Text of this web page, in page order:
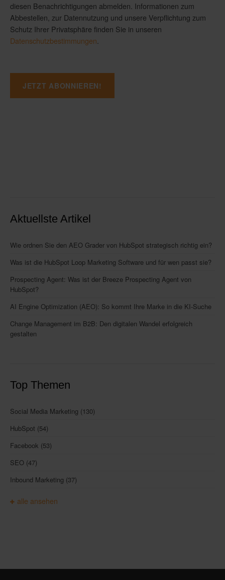
diesen Benachrichtigungen abmelden. Informationen zum
Abbestellen, zur Datennutzung und unsere Verpflichtung zum
Schutz Ihrer Privatsphäre finden Sie in unseren
Datenschutzbestimmungen
Aktuellste Artikel
Wie ordnen Sie den AEO Grader von HubSpot strategisch richtig ein?
Was ist die HubSpot Loop Marketing Software und für wen passt sie?
Prospecting Agent: Was ist der Breeze Prospecting Agent von
HubSpot?
AI Engine Optimization (AEO): So kommt Ihre Marke in die KI-Suche
Change Management im B2B: Den digitalen Wandel erfolgreich
gestalten
Top Themen
Social Media Marketing (130)
HubSpot (54)
Facebook (53)
SEO (47)
Inbound Marketing (37)
alle ansehen